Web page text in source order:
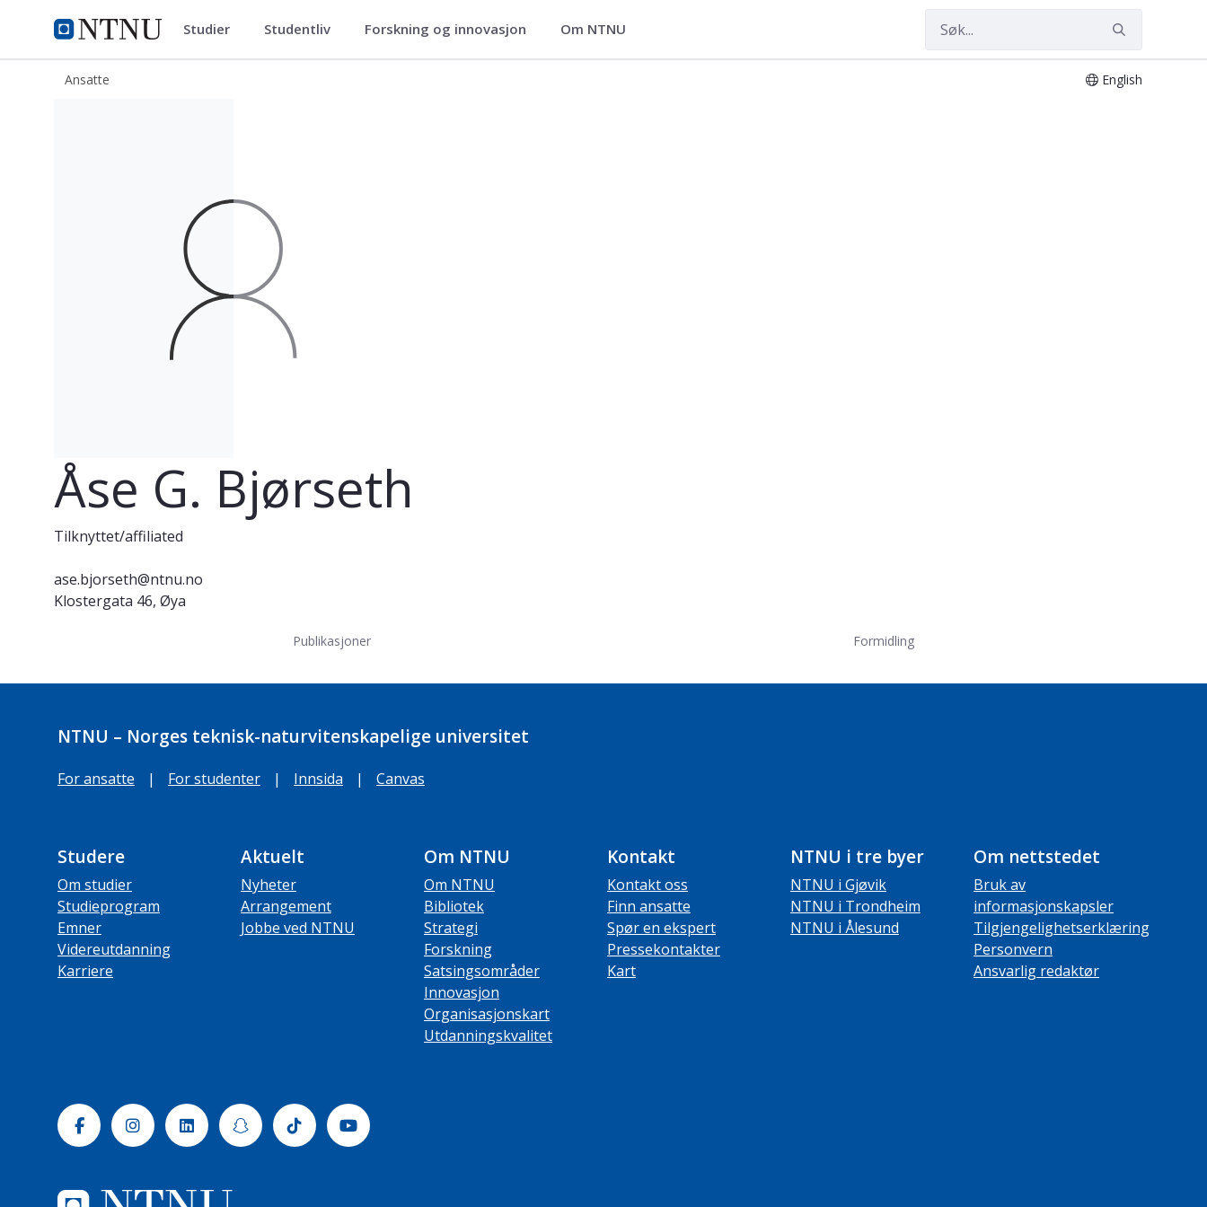
NTNU Hjemmeside
ntnu.no Studier Studentliv Forskning og innovasjon Om NTNU
Ansatte English
Åse G. Bjørseth
Tilknyttet/affiliated
ase.bjorseth@ntnu.no
Klostergata 46, Øya
Publikasjoner Formidling
NTNU – Norges teknisk-naturvitenskapelige universitet
For ansatte | For studenter | Innsida | Canvas
Studere
Om studier
Studieprogram
Emner
Videreutdanning
Karriere
Aktuelt
Nyheter
Arrangement
Jobbe ved NTNU
Om NTNU
Om NTNU
Bibliotek
Strategi
Forskning
Satsingsområder
Innovasjon
Organisasjonskart
Utdanningskvalitet
Kontakt
Kontakt oss
Finn ansatte
Spør en ekspert
Pressekontakter
Kart
NTNU i tre byer
NTNU i Gjøvik
NTNU i Trondheim
NTNU i Ålesund
Om nettstedet
Bruk av
informasjonskapsler
Tilgjengelighetserklæring
Personvern
Ansvarlig redaktør
FacebookInstagramLinkedinSnapchatTiktok Youtube